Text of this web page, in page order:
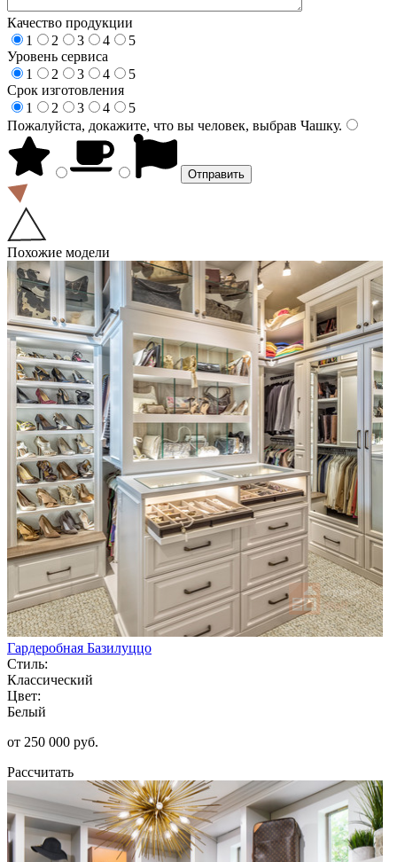
Качество продукции
1
2 3 4
5
Уровень сервиса
1
2 3 4
5
Срок изготовления
1
2 3 4
5
Пожалуйста, докажите, что вы человек, выбрав Чашку.
Похожие модели
Гардеробная Базилуццо
Стиль:
Классический
Цвет:
Белый
от 250 000 руб.
Рассчитать